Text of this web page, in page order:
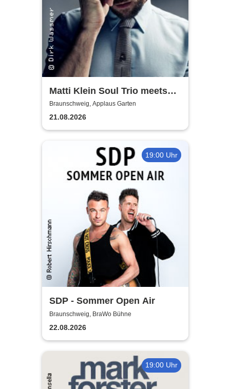
Matti Klein Soul Trio meets
Max Mutzke
Braunschweig, Applaus Garten
21.08.2026
19:00 Uhr
SDP - Sommer Open Air
Braunschweig, BraWo Bühne
22.08.2026
19:00 Uhr